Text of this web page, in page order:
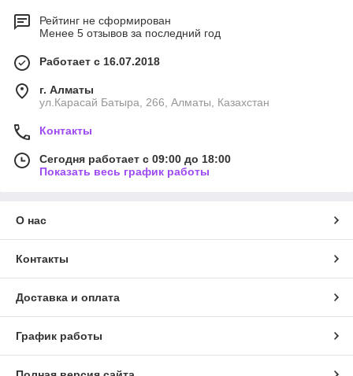
Рейтинг не сформирован
Менее 5 отзывов за последний год
Работает с 16.07.2018
г. Алматы
ул.Карасай Батыра, 266, Алматы, Казахстан
Контакты
Сегодня работает с 09:00 до 18:00
Показать весь график работы
О нас
Контакты
Доставка и оплата
График работы